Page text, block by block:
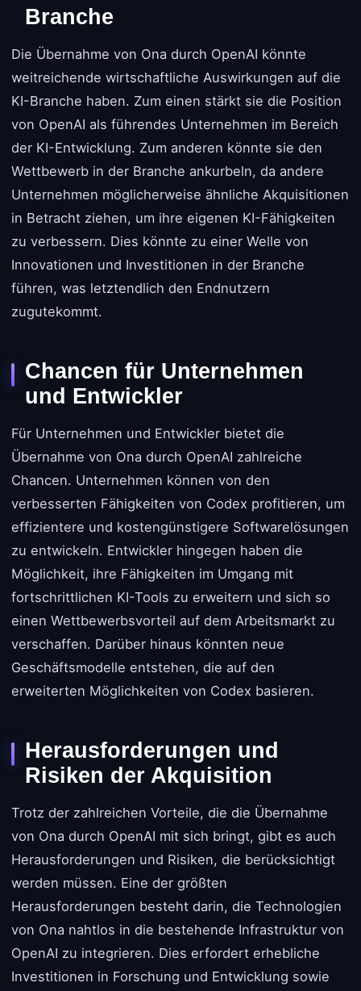
Branche
Die Übernahme von Ona durch OpenAI könnte
weitreichende wirtschaftliche Auswirkungen auf die
KI-Branche haben. Zum einen stärkt sie die Position
von OpenAI als führendes Unternehmen im Bereich
der KI-Entwicklung. Zum anderen könnte sie den
Wettbewerb in der Branche ankurbeln, da andere
Unternehmen möglicherweise ähnliche Akquisitionen
in Betracht ziehen, um ihre eigenen KI-Fähigkeiten
zu verbessern. Dies könnte zu einer Welle von
Innovationen und Investitionen in der Branche
führen, was letztendlich den Endnutzern
zugutekommt.
Chancen für Unternehmen
und Entwickler
Für Unternehmen und Entwickler bietet die
Übernahme von Ona durch OpenAI zahlreiche
Chancen. Unternehmen können von den
verbesserten Fähigkeiten von Codex profitieren, um
effizientere und kostengünstigere Softwarelösungen
zu entwickeln. Entwickler hingegen haben die
Möglichkeit, ihre Fähigkeiten im Umgang mit
fortschrittlichen KI-Tools zu erweitern und sich so
einen Wettbewerbsvorteil auf dem Arbeitsmarkt zu
verschaffen. Darüber hinaus könnten neue
Geschäftsmodelle entstehen, die auf den
erweiterten Möglichkeiten von Codex basieren.
Herausforderungen und
Risiken der Akquisition
Trotz der zahlreichen Vorteile, die die Übernahme
von Ona durch OpenAI mit sich bringt, gibt es auch
Herausforderungen und Risiken, die berücksichtigt
werden müssen. Eine der größten
Herausforderungen besteht darin, die Technologien
von Ona nahtlos in die bestehende Infrastruktur von
OpenAI zu integrieren. Dies erfordert erhebliche
Investitionen in Forschung und Entwicklung sowie